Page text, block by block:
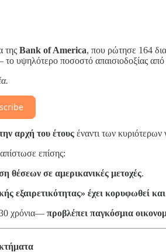
της Bank of America, που ρώτησε 164
υψηλότερο ποσοστό απαισιοδοξίας
αρχή του έτους έναντι των
επίσης:
θέσεων σε αμερικανικές μετοχές.
εξαιρετικότητας» έχει κορυφωθεί
χρόνια— προβλέπει παγκόσμια